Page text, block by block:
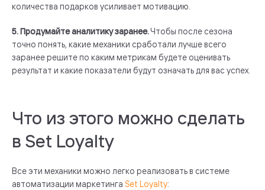
количества подарков усиливает мотивацию.
5. Продумайте аналитику заранее.Чтобы после сезона
точно понять, какие механики сработали лучше всего
заранее решите по каким метрикам будете оценивать
результат и какие показатели будут означать для вас успех.
Что из этого можно сделать
в Set Loyalty
Все эти механики можно легко реализовать в системе
автоматизации маркетинга Set Loyalty: